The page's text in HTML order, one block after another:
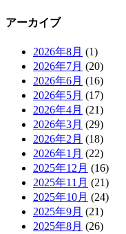
アーカイブ
2026年8月 (1)
2026年7月 (20)
2026年6月 (16)
2026年5月 (17)
2026年4月 (21)
2026年3月 (29)
2026年2月 (18)
2026年1月 (22)
2025年12月 (16)
2025年11月 (21)
2025年10月 (24)
2025年9月 (21)
2025年8月 (26)